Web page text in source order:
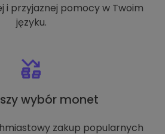
i przyjaznej pomocy w Twoim
języku.
wybór monet
zakup popularnych